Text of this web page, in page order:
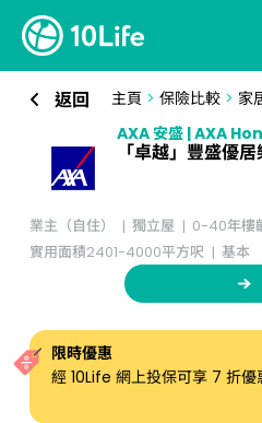
返回 主頁 > 保險比較> 家
AXA 安盛 | AXA
「卓越」豐盛優
業主（自住） 獨立屋
0-40年樓
實用面積2401-4000平方呎
基本
限時優惠
經 10Life 網上投保可享 7 折優